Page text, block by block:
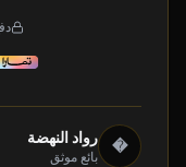
� رواد النهضة
بائع موثق